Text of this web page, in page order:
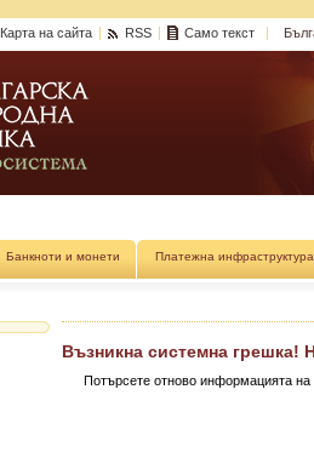
Карта на сайта RSS Само текст
Банкноти и монети Платежна инфраструктура
Възникна системна грешка!
Потърсете отново информацията на